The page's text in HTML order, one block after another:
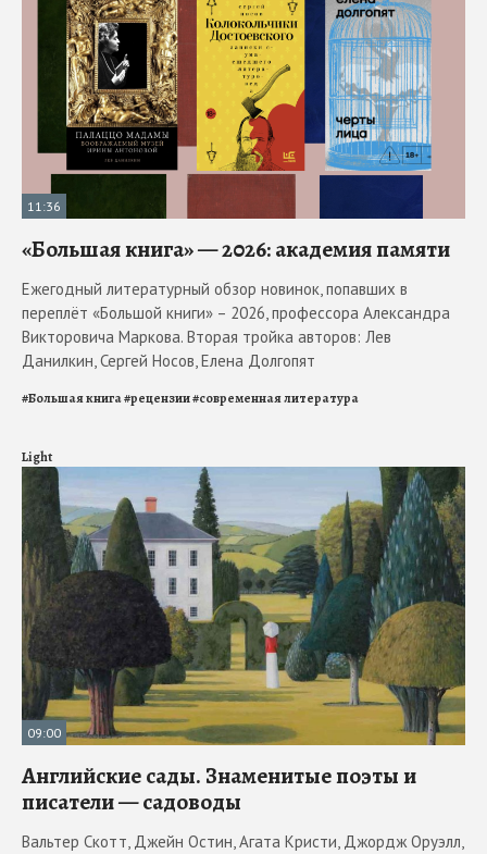
11:36
«Большая книга» — 2026: академия памяти
Ежегодный литературный обзор новинок, попавших в
переплёт «Большой книги» – 2026, профессора Александра
Викторовича Маркова. Вторая тройка авторов: Лев
Данилкин, Сергей Носов, Елена Долгопят
#Большая книга#рецензии#современная литература
Light
09:00
Английские сады. Знаменитые поэты и
писатели — садоводы
Вальтер Скотт, Джейн Остин, Агата Кристи, Джордж Оруэлл,